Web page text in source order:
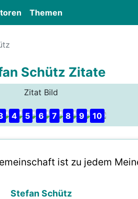
Themen
Schütz Zitate
Zitat Bild
4 5 6 7 8 9 10
ist zu jedem
Stefan Schütz